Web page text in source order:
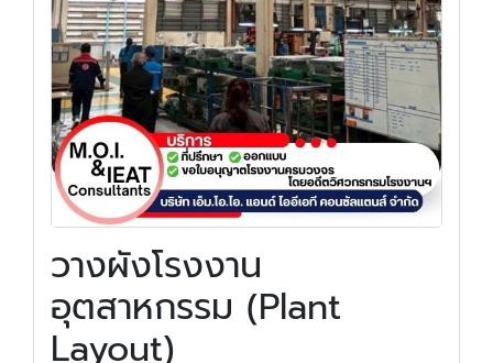
วางผังโรงงาน
อุตสาหกรรม (Plant
Layout)